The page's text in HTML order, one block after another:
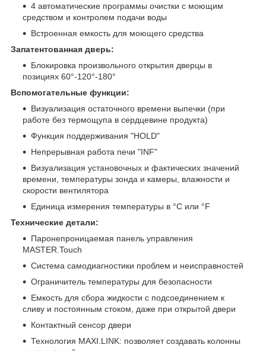
4 автоматические программы очистки с моющим
средством и контролем подачи воды
Встроенная емкость для моющего средства
Запатентованная дверь:
Блокировка произвольного открытия дверцы в
позициях 60°-120°-180°
Вспомогательные функции:
Визуализация остаточного времени выпечки (при
работе без термощупа в сердцевине продукта)
Функция поддерживания "HOLD"
Непрерывная работа печи "INF"
Визуализация установочных и фактических значений
времени, температуры зонда и камеры, влажности и
скорости вентилятора
Единица измерения температуры в °C или °F
Технические детали:
Паронепроницаемая панель управления
MASTER.Touch
Система самодиагностики проблем и неисправностей
Ограничитель температуры для безопасности
Емкость для сбора жидкости с подсоединением к
сливу и постоянным стоком, даже при открытой двери
Контактный сенсор двери
Технология MAXI.LINK: позволяет создавать колонны